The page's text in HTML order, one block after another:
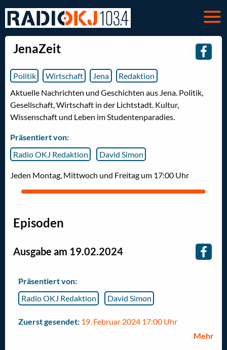
JenaZeit
Politik Wirtschaft Jena
Redaktion
Aktuelle Nachrichten und Geschichten aus Jena. Politik,
Gesellschaft, Wirtschaft in der Lichtstadt. Kultur,
Wissenschaft und Leben im Studentenparadies.
Präsentiert von:
Radio OKJ Redaktion
David Simon
Jeden Montag, Mittwoch und Freitag um 17:00 Uhr
Episoden
Ausgabe am 19.02.2024
Präsentiert von:
Radio OKJ Redaktion
David Simon
Zuerst gesendet: 19. Februar 2024 17:00 Uhr
Mehr